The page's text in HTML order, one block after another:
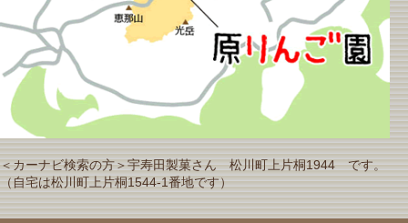
＜カーナビ検索の方＞宇寿田製菓さん 松川町上片桐1944 です。
（自宅は松川町上片桐1544-1番地です）